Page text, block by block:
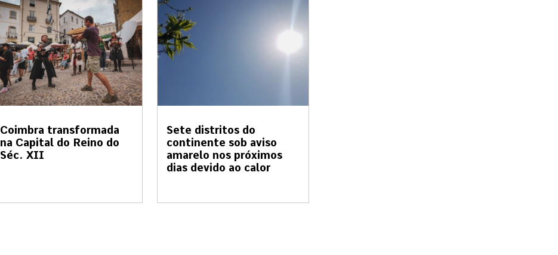
Coimbra transformada
na Capital do Reino do
Séc. XII
Sete distritos do
continente sob aviso
amarelo nos próximos
dias devido ao calor